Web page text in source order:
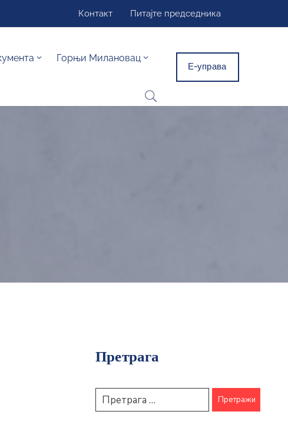
Контакт Питајте председника
Горњи Милановац
Е-управа
Претрага